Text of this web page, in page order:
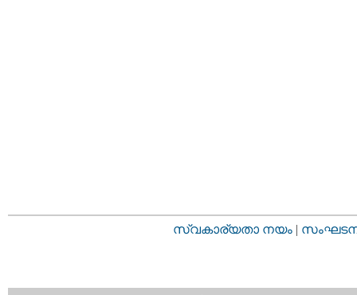
സ്വകാര്യതാ നയം |